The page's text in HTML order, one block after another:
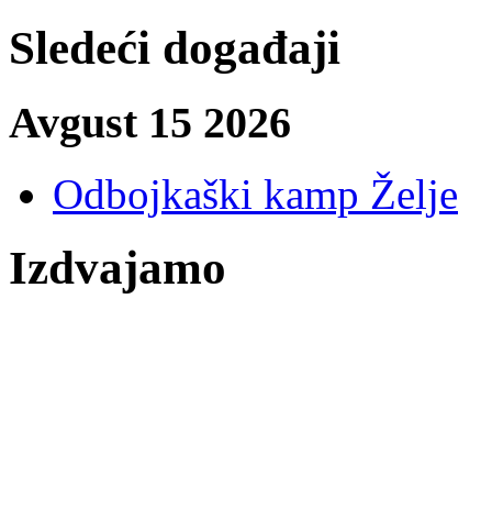
Sledeći događaji
Avgust 15 2026
Odbojkaški kamp Želje
Izdvajamo